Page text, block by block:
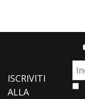
ISCRIVITI
ALLA